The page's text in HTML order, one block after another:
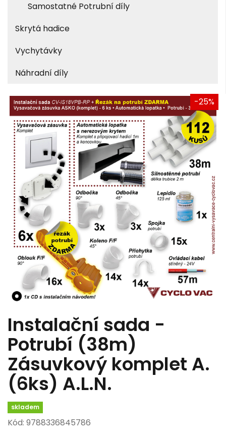
Samostatné Potrubní díly
Skrytá hadice
Vychytávky
Náhradní díly
-25%
Instalační sada -
Potrubí (38m)
Zásuvkový komplet A.
(6ks) A.L.N.
skladem
Kód: 9788336845786